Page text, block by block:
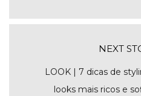
NEXT
LOOK | 7 dicas de
looks mais ricos e